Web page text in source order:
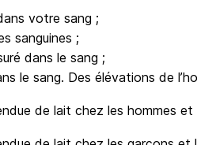
votre sang ;
sanguines ;
dans le sang ;
le sang. Des élévations de
de lait chez les hommes et